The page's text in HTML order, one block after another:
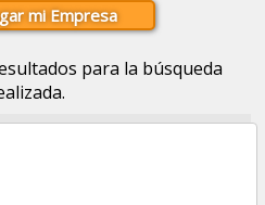
mi Empresa
para la búsqueda